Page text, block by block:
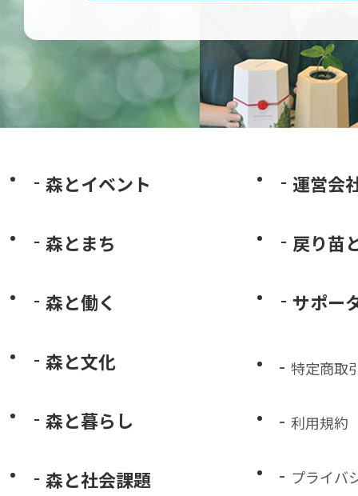
森とイベント
森とまち
森と働く
森と文化
森と暮らし
森と社会課題
運営会
戻り苗
サポー
特定商取
利用規約
プライバ